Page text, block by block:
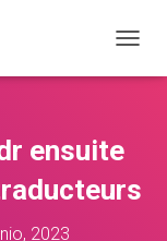
A
M
ensuite
2023